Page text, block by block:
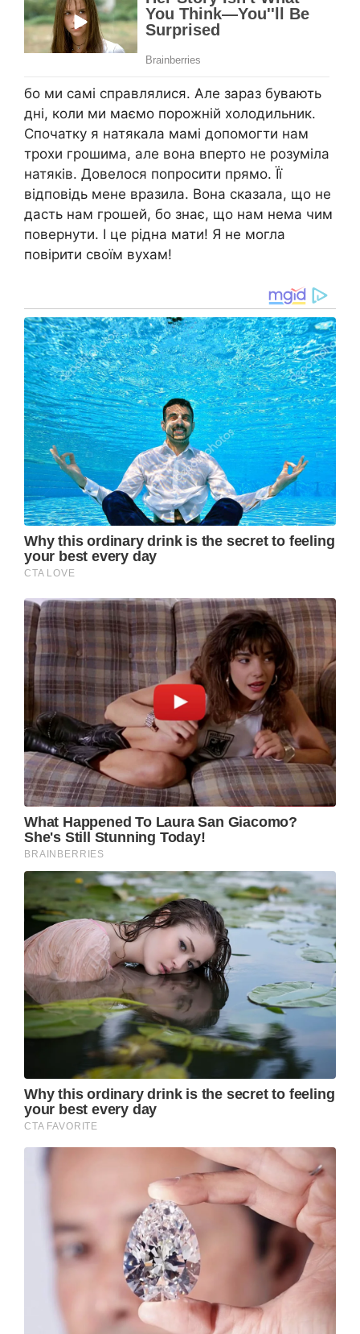
бо ми самі справлялися. Але зараз бувають
дні, коли ми маємо порожній холодильник.
Спочатку я натякала мамі допомогти нам
трохи грошима, але вона вперто не розуміла
натяків. Довелося попросити прямо. Її
відповідь мене вразила. Вона сказала, що не
дасть нам грошей, бо знає, що нам нема чим
повернути. І це рідна мати! Я не могла
повірити своїм вухам!